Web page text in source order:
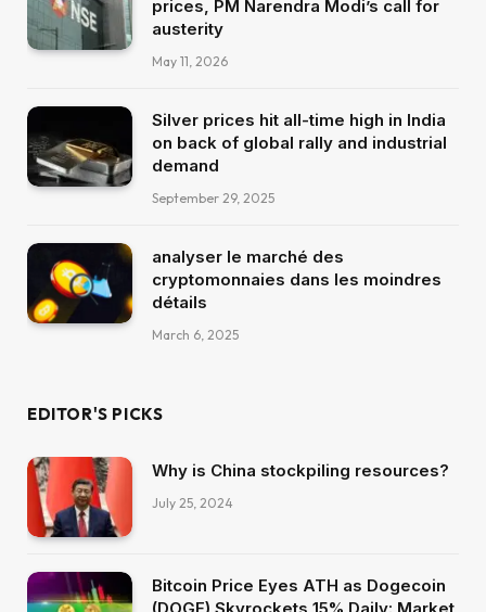
prices, PM Narendra Modi’s call for
austerity
May 11, 2026
Silver prices hit all-time high in India
on back of global rally and industrial
demand
September 29, 2025
analyser le marché des
cryptomonnaies dans les moindres
détails
March 6, 2025
EDITOR'S PICKS
Why is China stockpiling resources?
July 25, 2024
Bitcoin Price Eyes ATH as Dogecoin